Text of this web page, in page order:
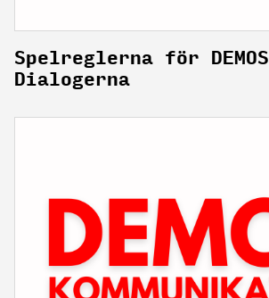
Spelreglerna för DEMOS
Dialogerna